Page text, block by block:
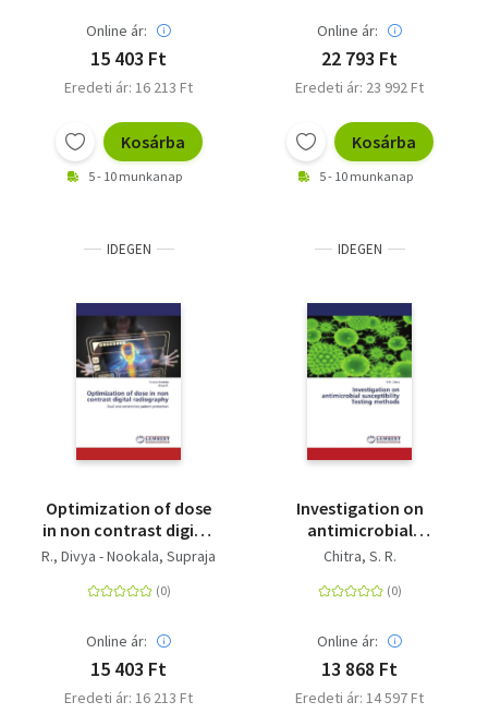
Online ár:
15 403 Ft
Eredeti ár: 16 213 Ft
Kosárba
5 - 10 munkanap
Online ár:
22 793 Ft
Eredeti ár: 23 992 Ft
Kosárba
5 - 10 munkanap
IDEGEN
Optimization of dose
in non contrast digital
radiography - Skull
patient protection
R., Divya - Nookala, Supraja
Online ár:
15 403 Ft
Eredeti ár: 16 213 Ft
IDEGEN
Investigation on
antimicrobial
susceptibility Testing
Chitra, S. R.
Online ár:
13 868 Ft
Eredeti ár: 14 597 Ft